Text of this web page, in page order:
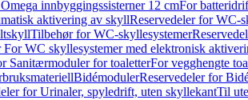
innbyggingssisterner 12 cmFor
aktivering av skyllReservedeler for WC-
Tilbehør for WC-skyllesystemer
For WC skyllesystemer med elektronisk
Sanitærmoduler for toaletterFor vegghengte
BidémodulerReservedeler for
for Urinaler, spyledrift, uten skyllekantTil